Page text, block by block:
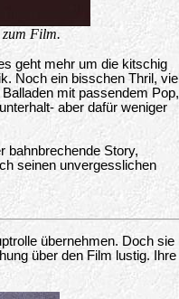
Film.
geht mehr um die kitschig
Noch ein bisschen Thril, viel
mit passendem Pop,
aber dafür weniger
bahnbrechende Story,
seinen unvergesslichen
übernehmen. Doch sie
über den Film lustig. Ihre